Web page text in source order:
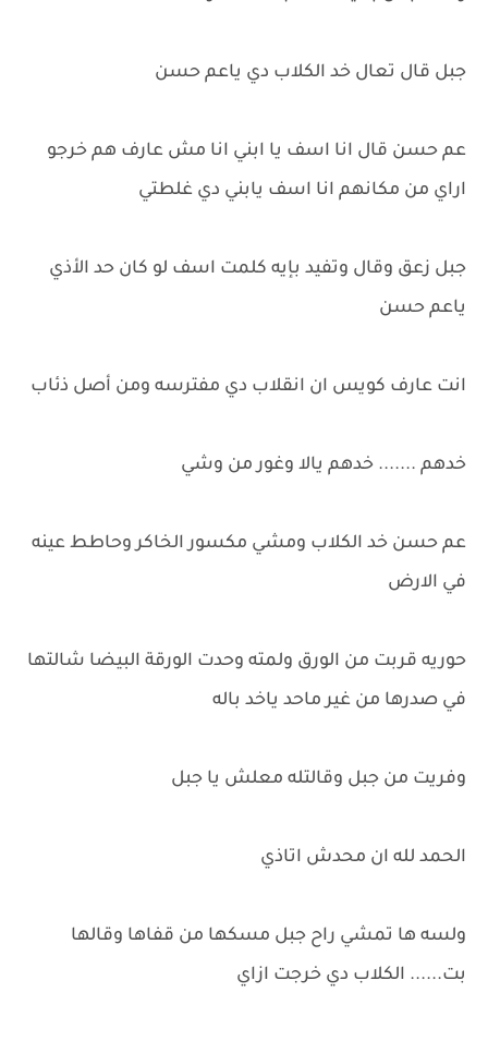
جبل قال تعال خد الكلاب دي ياعم حسن
عم حسن قال انا اسف يا ابني انا مش عارف هم خرجو
اراي من مكانهم انا اسف يابني دي غلطتي
جبل زعق وقال وتفيد بإيه كلمت اسف لو كان حد الأذي
ياعم حسن
انت عارف كويس ان انقلاب دي مفترسه ومن أصل ذئاب
خدهم ....... خدهم يالا وغور من وشي
عم حسن خد الكلاب ومشي مكسور الخاكر وحاطط عينه
في الارض
حوريه قربت من الورق ولمته وحدت الورقة البيضا شالتها
في صدرها من غير ماحد ياخد باله
وفريت من جبل وقالتله معلش يا جبل
الحمد لله ان محدش اتاذي
ولسه ها تمشي راح جبل مسكها من قفاها وقالها
بت...... الكلاب دي خرجت ازاي